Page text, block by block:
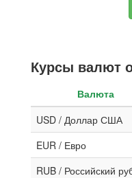
Курсы валют
Валюта
USD / Доллар США
EUR / Евро
RUB / Российский